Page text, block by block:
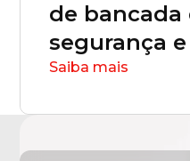
de bancada
segurança
Saiba mais